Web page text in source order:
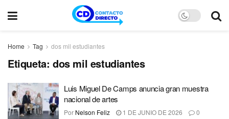
Home Tag dos mil estudiantes
Etiqueta: dos mil estudiantes
Luis Miguel De Camps anuncia gran muestra
nacional de artes
Por Nelson Feliz 1 DE JUNIO DE 2026 0